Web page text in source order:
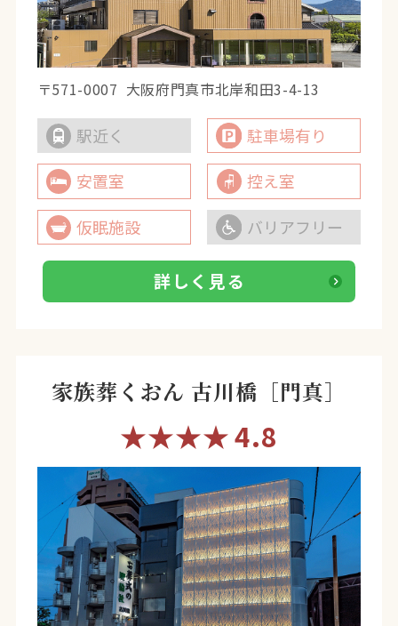
〒571-0007 大阪府門真市北岸和田3-4-13
駅近く
駐車場有り
安置室
控え室
仮眠施設
バリアフリー
詳しく見る
家族葬くおん 古川橋［門真］
★★★★4.8